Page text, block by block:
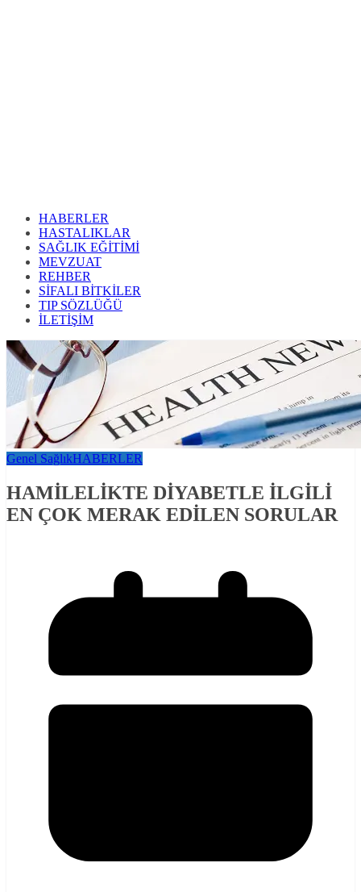
HABERLER
HASTALIKLAR
SAĞLIK EĞİTİMİ
MEVZUAT
REHBER
SİFALI BİTKİLER
TIP SÖZLÜĞÜ
İLETİŞİM
Genel SağlıkHABERLER
HAMİLELİKTE DİYABETLE İLGİLİ
EN ÇOK MERAK EDİLEN SORULAR